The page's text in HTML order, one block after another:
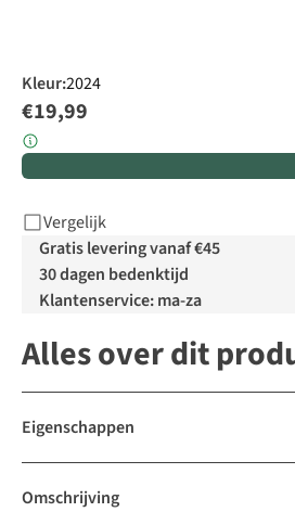
Kleur:2024
€19,99
Vergelijk
Gratis levering vanaf €45
30 dagen bedenktijd
Klantenservice: ma-za
Alles over dit
Eigenschappen
Omschrijving